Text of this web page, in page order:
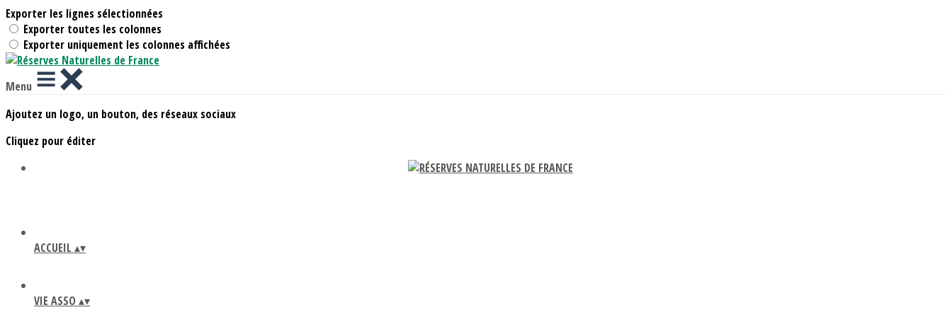
Exporter les lignes sélectionnées
Exporter toutes les colonnes
Exporter uniquement les colonnes affichées
Menu
Ajoutez un logo, un bouton, des réseaux sociaux
Cliquez pour éditer
ACCUEIL ▴▾
VIE ASSO ▴▾